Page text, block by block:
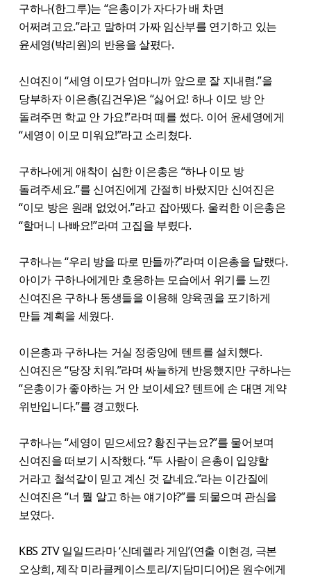
구하나(한그루)는 “은총이가 자다가 배 차면
어쩌려고요.”라고 말하며 가짜 임산부를 연기하고 있는
윤세영(박리원)의 반응을 살폈다.
신여진이 “세영 이모가 엄마니까 앞으로 잘 지내렴.”을
당부하자 이은총(김건우)은 “싫어요! 하나 이모 방 안
돌려주면 학교 안 가요!”라며 떼를 썼다. 이어 윤세영에게
“세영이 이모 미워요!”라고 소리쳤다.
구하나에게 애착이 심한 이은총은 “하나 이모 방
돌려주세요.”를 신여진에게 간절히 바랐지만 신여진은
“이모 방은 원래 없었어.”라고 잡아뗐다. 울컥한 이은총은
“할머니 나빠요!”라며 고집을 부렸다.
구하나는 “우리 방을 따로 만들까?”라며 이은총을 달랬다.
아이가 구하나에게만 호응하는 모습에서 위기를 느낀
신여진은 구하나 동생들을 이용해 양육권을 포기하게
만들 계획을 세웠다.
이은총과 구하나는 거실 정중앙에 텐트를 설치했다.
신여진은 “당장 치워.”라며 싸늘하게 반응했지만 구하나는
“은총이가 좋아하는 거 안 보이세요? 텐트에 손 대면 계약
위반입니다.”를 경고했다.
구하나는 “세영이 믿으세요? 황진구는요?”를 물어보며
신여진을 떠보기 시작했다. “두 사람이 은총이 입양할
거라고 철석같이 믿고 계신 것 같네요.”라는 이간질에
신여진은 “너 뭘 알고 하는 얘기야?”를 되물으며 관심을
보였다.
KBS 2TV 일일드라마 ‘신데렐라 게임’(연출 이현경, 극본
오상희, 제작 미라클케이스토리/지담미디어)은 원수에게